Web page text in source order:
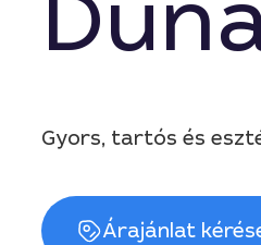
Gyors, tartós és
Árajánlat